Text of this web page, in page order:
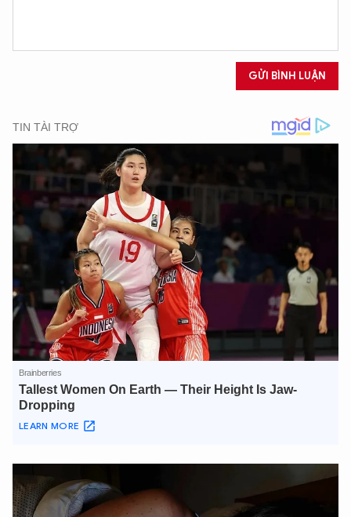
GỬI BÌNH LUẬN